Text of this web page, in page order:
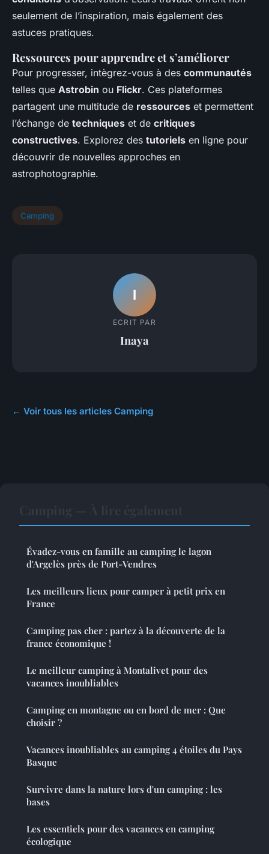
seulement de l’inspiration, mais également des
astuces pratiques.
Ressources pour apprendre et s’améliorer
Pour progresser, intègrez-vous à des communautés
telles que Astrobin ou Flickr. Ces plateformes
partagent une multitude de ressources et permettent
l’échange de techniques et de critiques
constructives. Explorez des tutoriels en ligne pour
découvrir de nouvelles approches en
astrophotographie.
Camping
I
ECRIT PAR
Inaya
← Voir tous les articles Camping
Évadez-vous en famille au camping le lagon
d'Argelès près de Port-Vendres
Les meilleurs lieux pour camper à petit prix en
France
Camping pas cher : partez à la découverte de la
france économique !
Le meilleur camping à Montalivet pour des
vacances inoubliables
Camping en montagne ou en bord de mer : Que
choisir ?
Vacances inoubliables au camping 4 étoiles du Pays
Basque
Survivre dans la nature lors d'un camping : les
bases
Les essentiels pour des vacances en camping
écologique